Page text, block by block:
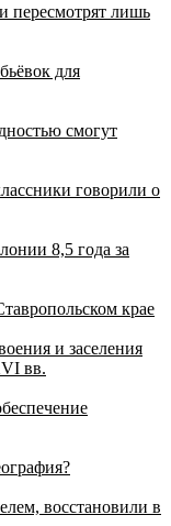
пересмотрят лишь
для
смогут
говорили о
8,5 года за
крае
и заселения
вв.
восстановили в